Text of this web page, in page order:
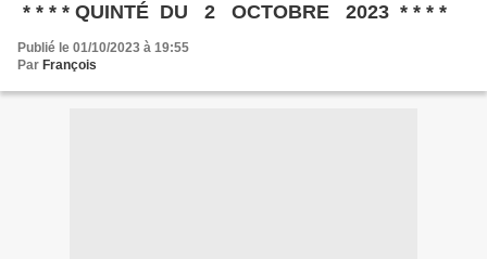
* * * * QUINTÉ DU 2 OCTOBRE 2023 * * * *
Publié le 01/10/2023 à 19:55
Par François